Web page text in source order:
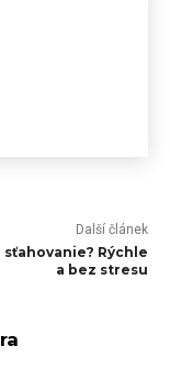
Další článek
Rýchle
a bez stresu